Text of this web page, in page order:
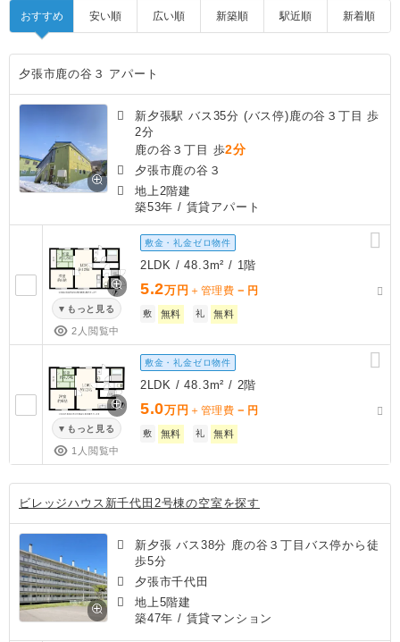
おすすめ 安い順 広い順 新築順 駅近順 新着順
夕張市鹿の谷３ アパート
新夕張駅 バス35分 (バス停)鹿の谷３丁目 歩
2分
鹿の谷３丁目 歩2分
夕張市鹿の谷３
地上2階建
築53年 / 賃貸アパート
もっと見る
2人閲覧中
敷金・礼金ゼロ物件
2LDK / 48.3m² / 1階
5.2万円 ＋管理費 － 円
敷 無料 礼 無料
もっと見る
1人閲覧中
敷金・礼金ゼロ物件
2LDK / 48.3m² / 2階
5.0万円 ＋管理費 － 円
敷 無料 礼 無料
ビレッジハウス新千代田2号棟の空室を探す
新夕張 バス38分 鹿の谷３丁目バス停から徒
歩5分
夕張市千代田
地上5階建
築47年 / 賃貸マンション